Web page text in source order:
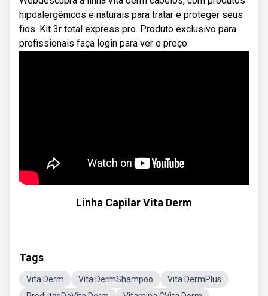
hipoalergênicos e naturais para tratar e proteger seus
fios. Kit 3r total express pro. Produto exclusivo para
profissionais faça login para ver o preço.
Linha Capilar Vita Derm
Tags
Vita Derm Vita DermShampoo
Vita DermPlus